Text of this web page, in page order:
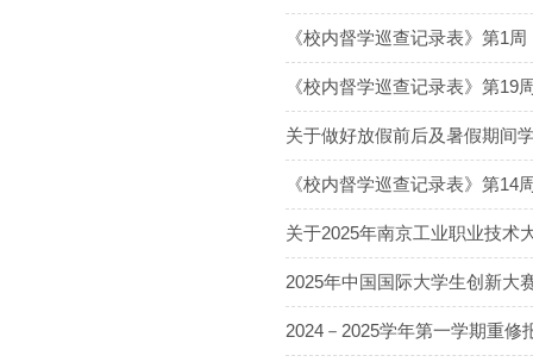
《校内督学巡查记录表》第1周
《校内督学巡查记录表》第19
关于做好放假前后及暑假期间
《校内督学巡查记录表》第14
关于2025年南京工业职业技术
2025年中国国际大学生创新大
2024－2025学年第一学期重修